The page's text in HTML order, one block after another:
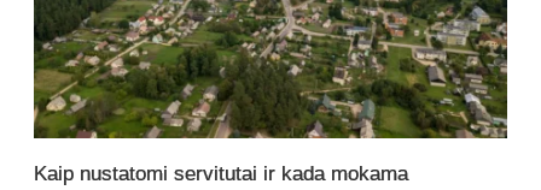
Kaip nustatomi servitutai ir kada mokama